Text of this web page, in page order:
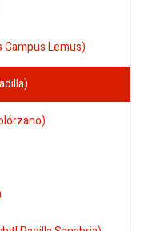
Campus Lemus)